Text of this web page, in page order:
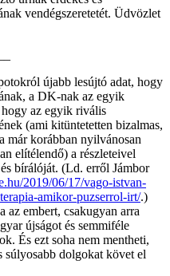
vendégszeretetét. Üdvözlet
újabb lesújtó adat, hogy
a DK-nak az egyik
az egyik rivális
(ami kitüntetetten bizalmas,
már korábban nyilvánosan
elítélendő) a részleteivel
bírálóját. (Ld. erről Jámbor
2019/06/17/vago-istvan-
amikor-puzserrol-irt/.)
embert, csakugyan arra
újságot és semmiféle
És ezt soha nem mentheti,
súlyosabb dolgokat követ el